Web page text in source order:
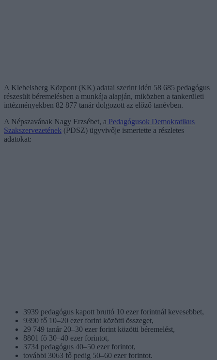
A Klebelsberg Központ (KK) adatai szerint idén 58 685 pedagógus
részesült béremelésben a munkája alapján, miközben a tankerületi
intézményekben 82 877 tanár dolgozott az előző tanévben.
A Népszavának Nagy Erzsébet, a Pedagógusok Demokratikus
Szakszervezetének (PDSZ) ügyvivője ismertette a részletes
adatokat:
3939 pedagógus kapott bruttó 10 ezer forintnál kevesebbet,
9390 fő 10–20 ezer forint közötti összeget,
29 749 tanár 20–30 ezer forint közötti béremelést,
8801 fő 30–40 ezer forintot,
3734 pedagógus 40–50 ezer forintot,
további 3063 fő pedig 50–60 ezer forintot.